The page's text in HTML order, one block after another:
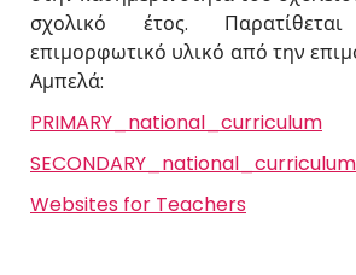
σχολικό έτος.
επιμορφωτικό υλικό από την
Αμπελά:
PRIMARY_national_curriculum
SECONDARY_national_curriculum
Websites for Teachers